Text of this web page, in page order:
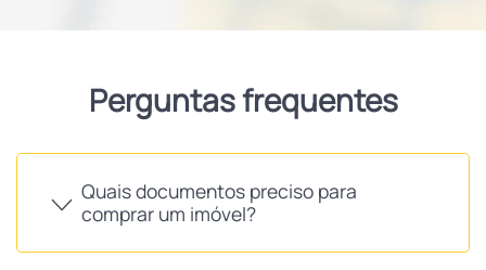
Perguntas frequentes
Quais documentos preciso para
comprar um imóvel?